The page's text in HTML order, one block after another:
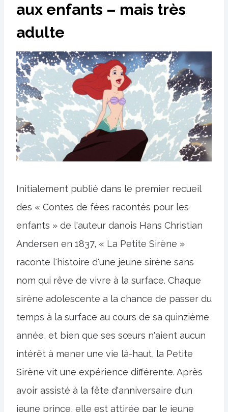
aux enfants – mais très
adulte
Initialement publié dans le premier recueil
des « Contes de fées racontés pour les
enfants » de l'auteur danois Hans Christian
Andersen en 1837, « La Petite Sirène »
raconte l'histoire d'une jeune sirène sans
nom qui rêve de vivre à la surface. Chaque
sirène adolescente a la chance de passer du
temps à la surface au cours de sa quinzième
année, et bien que ses sœurs n'aient aucun
intérêt à mener une vie là-haut, la Petite
Sirène vit une expérience différente. Après
avoir assisté à la fête d'anniversaire d'un
jeune prince, elle est attirée par le jeune